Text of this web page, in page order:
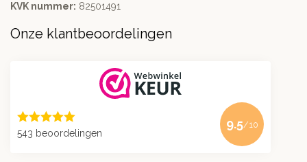
KVK nummer: 82501491
Onze klantbeoordelingen
543 beoordelingen
9.5/10